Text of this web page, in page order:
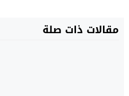
مقالات ذات صلة